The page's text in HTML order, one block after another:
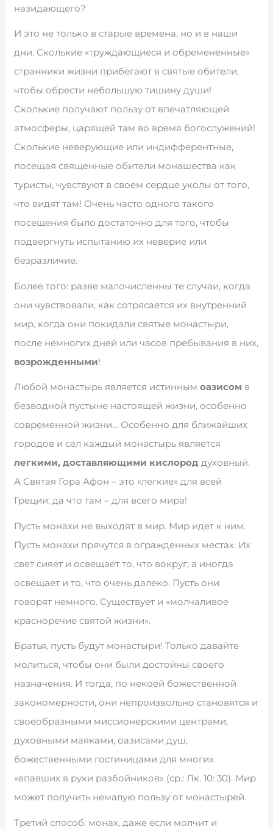
назидающего?
И это не только в старые времена, но и в наши
дни. Сколькие «труждающиеся и обремененные»
странники жизни прибегают в святые обители,
чтобы обрести небольшую тишину души!
Сколькие получают пользу от впечатляющей
атмосферы, царящей там во время богослужений!
Сколькие неверующие или индифферентные,
посещая священные обители монашества как
туристы, чувствуют в своем сердце уколы от того,
что видят там! Очень часто одного такого
посещения было достаточно для того, чтобы
подвергнуть испытанию их неверие или
безразличие.
Более того: разве малочисленны те случаи, когда
они чувствовали, как сотрясается их внутренний
мир, когда они покидали святые монастыри,
после немногих дней или часов пребывания в них,
возрожденными!
Любой монастырь является истиннымоазисом в
безводной пустыне настоящей жизни, особенно
современной жизни… Особенно для ближайших
городов и сел каждый монастырь является
легкими, доставляющими кислород духовный.
А Святая Гора Афон – это «легкие» для всей
Греции; да что там – для всего мира!
Пусть монахи не выходят в мир. Мир идет к ним.
Пусть монахи прячутся в огражденных местах. Их
свет сияет и освещает то, что вокруг; а иногда
освещает и то, что очень далеко. Пусть они
говорят немного. Существует и «молчаливое
красноречие святой жизни».
Братья, пусть будут монастыри! Только давайте
молиться, чтобы они были достойны своего
назначения. И тогда, по некоей божественной
закономерности, они непроизвольно становятся и
своеобразными миссионерскими центрами,
духовными маяками, оазисами душ,
божественными гостиницами для многих
«впавших в руки разбойников» (ср.: Лк. 10: 30). Мир
может получить немалую пользу от монастырей.
Третий способ: монах, даже если молчит и